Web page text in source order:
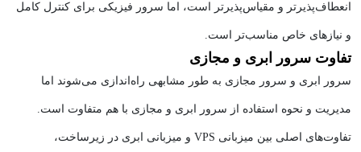
انعطاف‌پذیرتر و مقیاس‌پذیرتر است، اما سرور فیزیکی برای کنترل کامل
و نیازهای خاص مناسب‌تر است.
تفاوت سرور ابری و مجازی
سرور ابری و سرور مجازی به طور مشابهی راه‌اندازی می‌شوند اما
مدیریت و نحوه استفاده از سرور ابری و مجازی با هم متفاوت است.
تفاوت‌های اصلی بین میزبانی VPS و میزبانی ابری در زیرساخت،